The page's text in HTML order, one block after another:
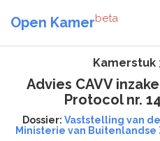
Open Kamerbeta
Kamerstuk
Advies CAVV
Protocol nr.
Dossier: Vaststelling van
Ministerie van Buitenlandse